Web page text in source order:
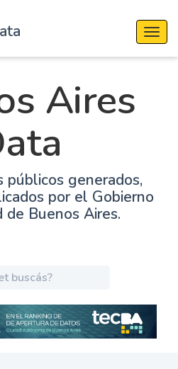
Aires
públicos generados,
por el Gobierno
de Buenos Aires.